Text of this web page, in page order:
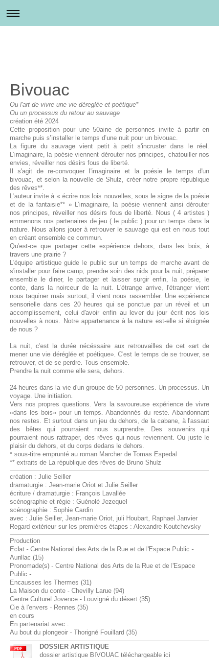
Bivouac
Ou l'art de vivre une vie déreglée et poétique*
Ou un processus du retour au sauvage
création été 2024
Cette proposition pour une 50aine de personnes invite à partir en
marche puis s’installer le temps d’une nuit pour un bivouac.
La figure du sauvage vient petit à petit s'incruster dans le réel.
L’imaginaire, la poésie viennent dérouter nos principes, chatouiller nos
envies, réveiller nos désirs fous de liberté.
Il s'agit de re-convoquer l'imaginaire et la poésie le temps d'un
bivouac, et selon la nouvelle de Shulz, créer notre propre république
des rêves**.
L'auteur invite à « écrire nos lois nouvelles, sous le signe de la poésie
et de la fantaisie** » L’imaginaire, la poésie viennent ainsi dérouter
nos principes, réveiller nos désirs fous de liberté. Nous ( 4 artistes )
emmenons nos partenaires de jeu ( le public ) pour un temps dans la
nature. Nous allons jouer à retrouver le sauvage qui est en nous tout
en créant ensemble ce commun.
Qu'est-ce que partager cette expérience dehors, dans les bois, à
travers une prairie ?
L'équipe artistique guide le public sur un temps de marche avant de
s'installer pour faire camp, prendre soin des nids pour la nuit, préparer
ensemble le diner, le partager et laisser surgir enfin, la poésie, le
conte, dans la noirceur de la nuit. L'étrange arrive, l'étranger vient
nous taquiner mais surtout, il vient nous rassembler. Une expérience
sensorielle dans ces 20 heures qui se ponctue par un réveil et un
accomplissement, celui d'avoir enfin au lever du jour écrit nos lois
nouvelles à nous. Notre appartenance à la nature est-elle si éloignée
de nous ?
La nuit, c'est la durée nécéssaire aux retrouvailles de cet «art de
mener une vie déréglée et poétique». C'est le temps de se trouver, se
retrouver, et de se perdre. Tous ensemble.
Prendre la nuit comme elle sera, dehors.
24 heures dans la vie d'un groupe de 50 personnes. Un processus. Un
voyage. Une initiation.
Vers nos propres questions. Vers la savoureuse expérience de vivre
«dans les bois» pour un temps. Abandonnés du reste. Abandonnant
nos restes. Et surtout dans un jeu du dehors, de la cabane, à l'assaut
des bêtes qui pourraient nous surprendre. Des souvenirs qui
pourraient nous rattraper, des rêves qui nous reviennent. Ou juste le
plaisir du dehors, et du corps dedans le dehors.
* sous-titre emprunté au roman Marcher de Tomas Espedal
** extraits de La république des rêves de Bruno Shulz
création : Julie Seiller
dramaturgie : Jean-marie Oriot et Julie Seiller
écriture / dramaturgie : François Lavallée
scénographie et régie : Guénolé Jezequel
scénographie : Sophie Cardin
avec : Julie Seiller, Jean-marie Oriot, juli Houbart, Raphael Janvier
Regard extérieur sur les premières étapes : Alexandre Koutchevsky
Production
Eclat - Centre National des Arts de la Rue et de l'Espace Public -
Aurillac (15)
Pronomade(s) - Centre National des Arts de la Rue et de l'Espace
Public -
Encausses les Thermes (31)
La Maison du conte - Chevilly Larue (94)
Centre Culturel Jovence - Louvigné du désert (35)
Cie à l'envers - Rennes (35)
en cours
En partenariat avec :
Au bout du plongeoir - Thorigné Fouillard (35)
DOSSIER ARTISTIQUE
dossier artistique BIVOUAC téléchargeable ici